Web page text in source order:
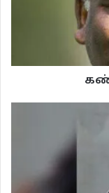
இன்னும் எளிதில்
இணைய
ச.ப்ரியா